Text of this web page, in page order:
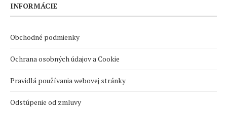
INFORMÁCIE
Obchodné podmienky
Ochrana osobných údajov a Cookie
Pravidlá používania webovej stránky
Odstúpenie od zmluvy